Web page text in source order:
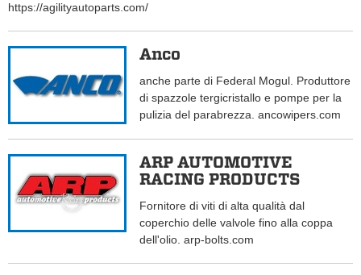
https://agilityautoparts.com/
Anco
anche parte di Federal Mogul. Produttore
di spazzole tergicristallo e pompe per la
pulizia del parabrezza. ancowipers.com
ARP AUTOMOTIVE
RACING PRODUCTS
Fornitore di viti di alta qualità dal
coperchio delle valvole fino alla coppa
dell'olio. arp-bolts.com